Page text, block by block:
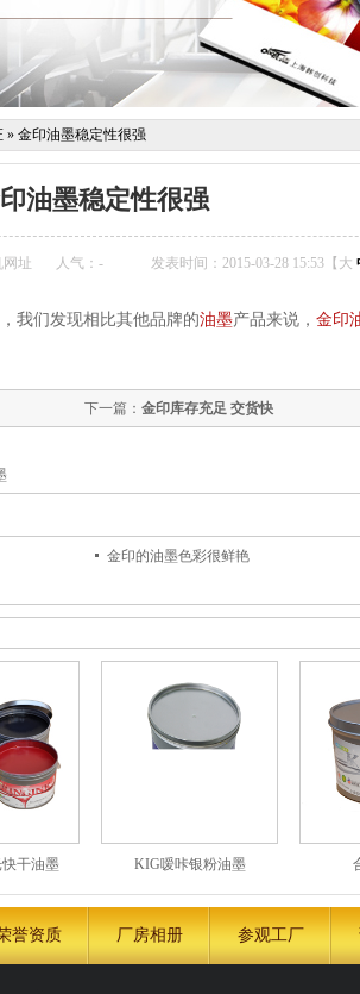
» 金印油墨稳定性很强
油墨稳定性很强
网址 人气： - 发表时间：2015-03-28 15:53【 大
我们发现相比其他品牌的油墨产品来说， 金印
下一篇： 金印库存充足 交货快
金印的油墨色彩很鲜艳
干油墨 KIG嗳咔银粉油墨
誉资质 厂房相册 参观工厂